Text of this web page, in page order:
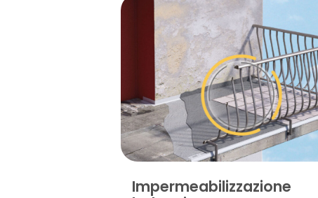
Impermeabilizzazione